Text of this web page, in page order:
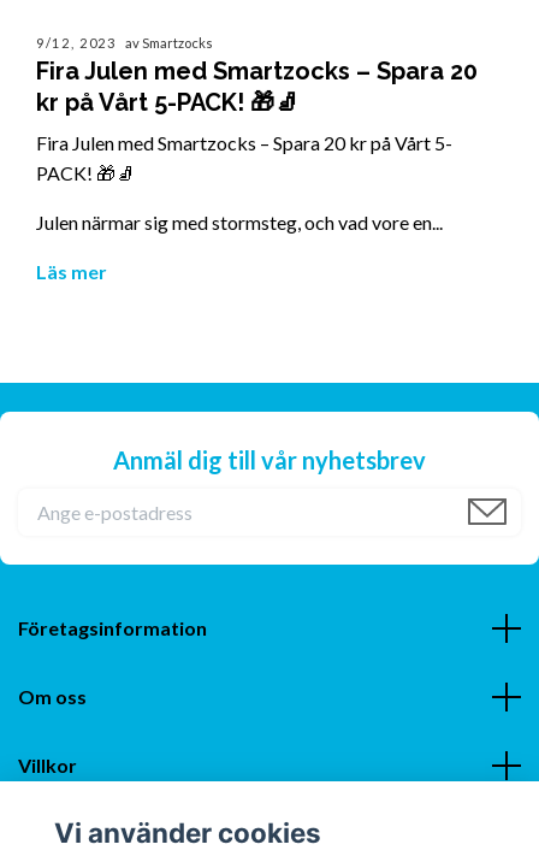
9/12, 2023 av Smartzocks
Fira Julen med Smartzocks – Spara 20
kr på Vårt 5-PACK! 🎁🧦
Fira Julen med Smartzocks – Spara 20 kr på Vårt 5-
PACK! 🎁🧦
Julen närmar sig med stormsteg, och vad vore en...
Läs mer
Anmäl dig till vår nyhetsbrev
Företagsinformation
Om oss
Villkor
Sociala medier
Vi använder cookies